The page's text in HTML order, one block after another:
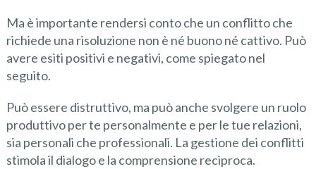
Ma è importante rendersi conto che un conflitto che
richiede una risoluzione non è né buono né cattivo. Può
avere esiti positivi e negativi, come spiegato nel
seguito.
Può essere distruttivo, ma può anche svolgere un ruolo
produttivo per te personalmente e per le tue relazioni,
sia personali che professionali. La gestione dei conflitti
stimola il dialogo e la comprensione reciproca.